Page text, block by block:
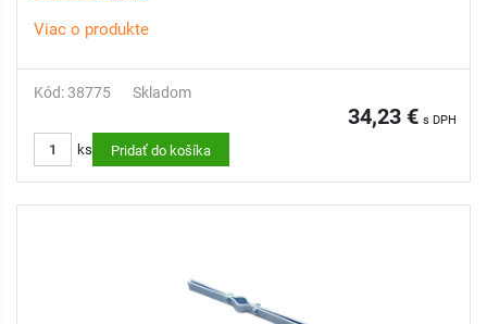
Viac o produkte
Kód: 38775 Skladom
34,23 € s DPH
ks Pridať do košíka